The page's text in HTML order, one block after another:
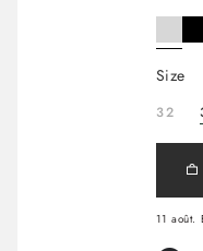
size
32
11 août.